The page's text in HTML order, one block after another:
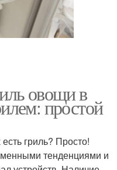
овощи в
простой
гриль? Просто!
тенденциями и